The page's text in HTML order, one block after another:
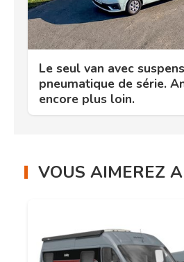
Le seul van avec
pneumatique de série.
encore plus loin.
VOUS AIMEREZ